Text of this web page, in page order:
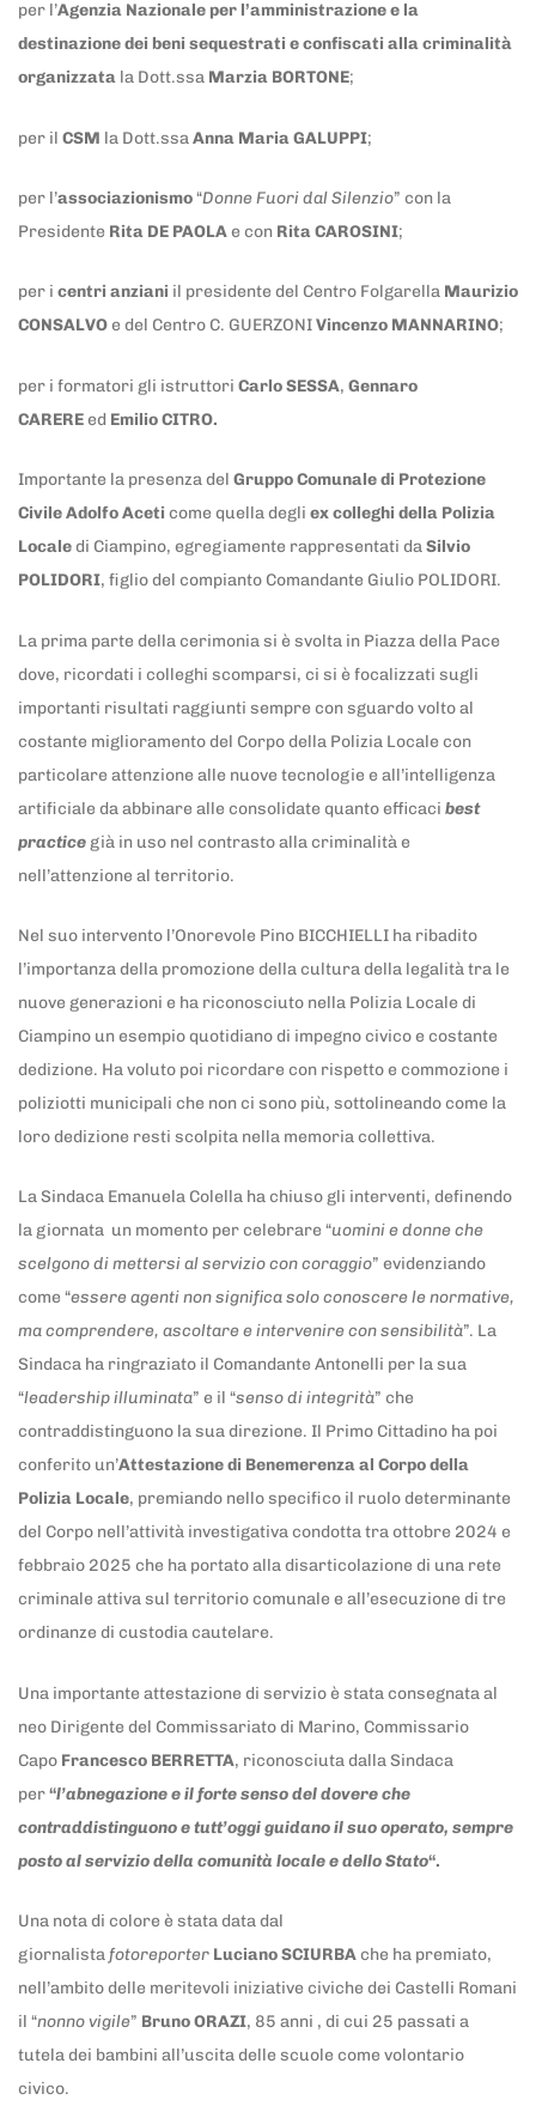
per l’Agenzia Nazionale per l’amministrazione e la
destinazione dei beni sequestrati e confiscati alla criminalità
organizzata la Dott.ssa Marzia BORTONE;
per il CSM la Dott.ssaAnna Maria GALUPPI;
per l’associazionismo“Donne Fuori dal Silenzio” con la
Presidente Rita DE PAOLAe con Rita CAROSINI;
per i centri anziani il presidente del Centro Folgarella Maurizio
CONSALVOe del Centro C. GUERZONIVincenzo MANNARINO;
per i formatori gli istruttori Carlo SESSA, Gennaro
CAREREed Emilio CITRO.
Importante la presenza del Gruppo Comunale di Protezione
Civile Adolfo Aceti come quella degli ex colleghi della Polizia
Localedi Ciampino, egregiamente rappresentati daSilvio
POLIDORI, figlio del compianto Comandante Giulio POLIDORI.
La prima parte della cerimonia si è svolta in Piazza della Pace
dove, ricordati i colleghi scomparsi, ci si è focalizzati sugli
importanti risultati raggiunti sempre con sguardo volto al
costante miglioramento del Corpo della Polizia Locale con
particolare attenzione alle nuove tecnologie e all’intelligenza
artificiale da abbinare alle consolidate quanto efficaci best
practice già in uso nel contrasto alla criminalità e
nell’attenzione al territorio.
Nel suo intervento l’Onorevole Pino BICCHIELLI ha ribadito
l’importanza della promozione della cultura della legalità tra le
nuove generazioni e ha riconosciuto nella Polizia Locale di
Ciampino un esempio quotidiano di impegno civico e costante
dedizione. Ha voluto poi ricordare con rispetto e commozione i
poliziotti municipali che non ci sono più, sottolineando come la
loro dedizione resti scolpita nella memoria collettiva.
La Sindaca Emanuela Colella ha chiuso gli interventi, definendo
la giornata un momento per celebrare “uomini e donne che
scelgono di mettersi al servizio con coraggio” evidenziando
come “essere agenti non significa solo conoscere le normative,
ma comprendere, ascoltare e intervenire con sensibilità”. La
Sindaca ha ringraziato il Comandante Antonelli per la sua
“leadership illuminata” e il “senso di integrità” che
contraddistinguono la sua direzione. Il Primo Cittadino ha poi
conferito un’Attestazione di Benemerenza al Corpo della
Polizia Locale, premiando nello specifico il ruolo determinante
del Corpo nell’attività investigativa condotta tra ottobre 2024 e
febbraio 2025 che ha portato alla disarticolazione di una rete
criminale attiva sul territorio comunale e all’esecuzione di tre
ordinanze di custodia cautelare.
Una importante attestazione di servizio è stata consegnata al
neo Dirigente del Commissariato di Marino, Commissario
Capo Francesco BERRETTA, riconosciuta dalla Sindaca
per“l’abnegazione e il forte senso del dovere che
contraddistinguono e tutt’oggi guidano il suo operato, sempre
posto al servizio della comunità locale e dello Stato“.
Una nota di colore è stata data dal
giornalista fotoreporter Luciano SCIURBAche ha premiato,
nell’ambito delle meritevoli iniziative civiche dei Castelli Romani
il “nonno vigile” Bruno ORAZI, 85 anni , di cui 25 passati a
tutela dei bambini all’uscita delle scuole come volontario
civico.